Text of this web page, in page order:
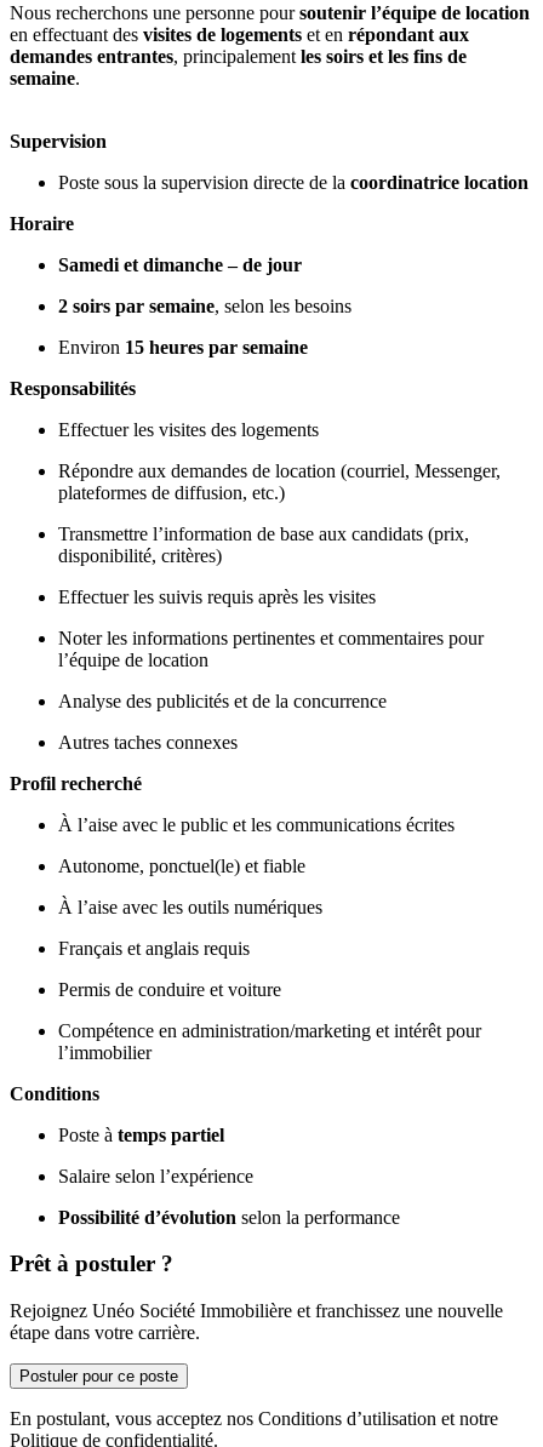
Nous recherchons une personne poursoutenir l’équipe de location
en effectuant des visites de logements et en répondant aux
demandes entrantes, principalement les soirs et les fins de
semaine.
Supervision
Poste sous la supervision directe de la coordinatrice location
Horaire
Samedi et dimanche – de jour
2 soirs par semaine, selon les besoins
Environ 15 heures par semaine
Responsabilités
Effectuer les visites des logements
Répondre aux demandes de location (courriel, Messenger,
plateformes de diffusion, etc.)
Transmettre l’information de base aux candidats (prix,
disponibilité, critères)
Effectuer les suivis requis après les visites
Noter les informations pertinentes et commentaires pour
l’équipe de location
Analyse des publicités et de la concurrence
Autres taches connexes
Profil recherché
À l’aise avec le public et les communications écrites
Autonome, ponctuel(le) et fiable
À l’aise avec les outils numériques
Français et anglais requis
Permis de conduire et voiture
Compétence en administration/marketing et intérêt pour
l’immobilier
Conditions
Poste à temps partiel
Salaire selon l’expérience
Possibilité d’évolution selon la performance
Prêt à postuler ?
Rejoignez Unéo Société Immobilière et franchissez une nouvelle
étape dans votre carrière.
Postuler pour ce poste
En postulant, vous acceptez nos Conditions d’utilisation et notre
Politique de confidentialité.